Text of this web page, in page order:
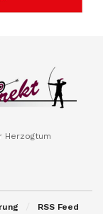
Herzogtum
RSS Feed